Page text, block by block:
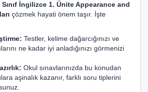
Sınıf İngilizce 1. Ünite Appearance and
çözmek hayati önem taşır. İşte
Testler, kelime dağarcığınızı ve
ne kadar iyi anladığınızı görmenizi
Okul sınavlarınızda bu konudan
aşinalık kazanır, farklı soru tiplerini